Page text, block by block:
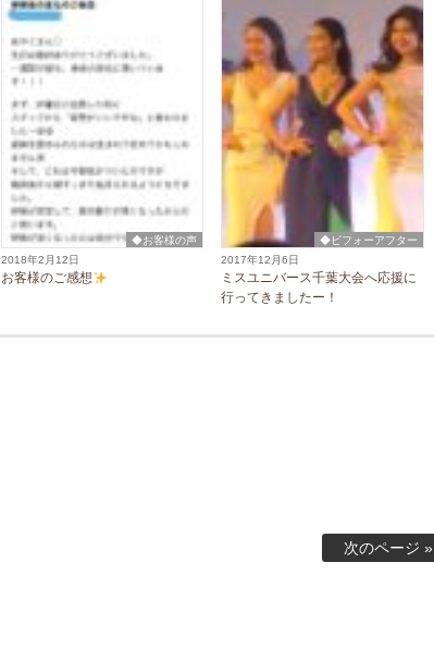
◆お客様の声
2018年2月12日
お客様のご感想
◆ビフォーアフター
2017年12月6日
ミスユニバース千葉大会へ応援に
行ってきましたー！
次のページ »